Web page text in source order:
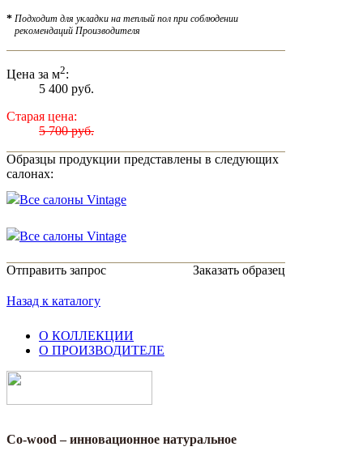
* Подходит для укладки на теплый пол при соблюдении
рекомендаций Производителя
Цена за м2:
5 400 руб.
Старая цена:
5 700 руб.
Образцы продукции представлены в следующих
салонах:
Все салоны Vintage
Все салоны Vintage
Отправить запрос Заказать образец
Назад к каталогу
О КОЛЛЕКЦИИ
О ПРОИЗВОДИТЕЛЕ
Co-wood – инновационное натуральное